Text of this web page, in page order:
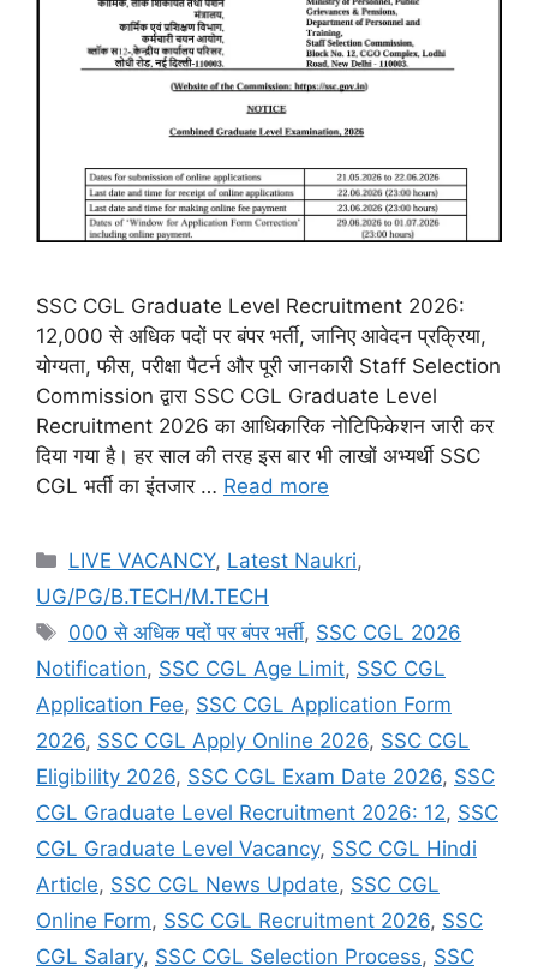
SSC CGL Graduate Level Recruitment 2026:
12,000 से अधिक पदों पर बंपर भर्ती, जानिए आवेदन प्रक्रिया,
योग्यता, फीस, परीक्षा पैटर्न और पूरी जानकारी Staff Selection
Commission द्वारा SSC CGL Graduate Level
Recruitment 2026 का आधिकारिक नोटिफिकेशन जारी कर
दिया गया है। हर साल की तरह इस बार भी लाखों अभ्यर्थी SSC
CGL भर्ती का इंतजार … Read more
LIVE VACANCY, Latest Naukri,
UG/PG/B.TECH/M.TECH
000 से अधिक पदों पर बंपर भर्ती, SSC CGL 2026
Notification, SSC CGL Age Limit, SSC CGL
Application Fee, SSC CGL Application Form
2026, SSC CGL Apply Online 2026, SSC CGL
Eligibility 2026, SSC CGL Exam Date 2026, SSC
CGL Graduate Level Recruitment 2026: 12, SSC
CGL Graduate Level Vacancy, SSC CGL Hindi
Article, SSC CGL News Update, SSC CGL
Online Form, SSC CGL Recruitment 2026, SSC
CGL Salary, SSC CGL Selection Process, SSC